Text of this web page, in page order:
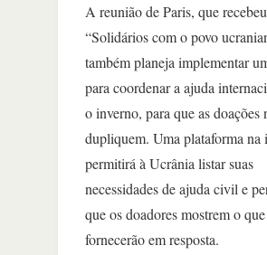
A reunião de Paris, que
“Solidários com o povo
também planeja implementar
para coordenar a ajuda
o inverno, para que as doações
dupliquem. Uma plataforma na
permitirá à Ucrânia listar suas
necessidades de ajuda civil e
que os doadores mostrem o que
fornecerão em resposta.